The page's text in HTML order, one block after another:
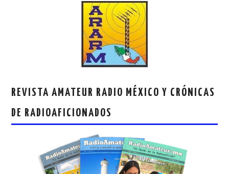
REVISTA AMATEUR RADIO MÉXICO Y CRÓNICAS
DE RADIOAFICIONADOS